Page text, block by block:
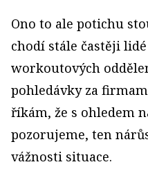
Ono to ale potichu
chodí stále častěji
workoutových
pohledávky za
říkám, že s ohledem
pozorujeme, ten
vážnosti situace.